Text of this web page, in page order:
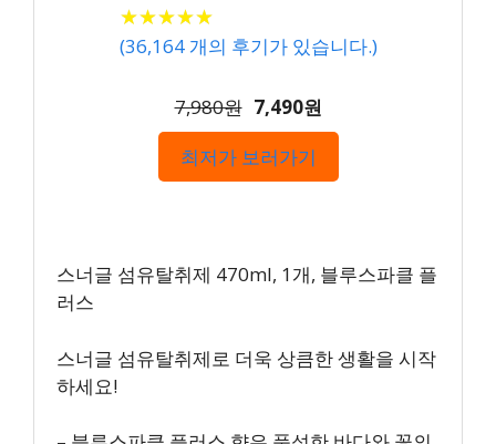
★★★★★
★★★★★
(36,164개의 후기가 있습니다.)
7,980원 7,490원
최저가 보러가기
스너글 섬유탈취제 470ml, 1개, 블루스파클 플
러스
스너글 섬유탈취제로 더욱 상큼한 생활을 시작
하세요!